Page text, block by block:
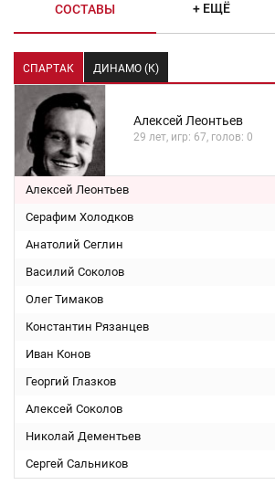
СОСТАВЫ + ЕЩЁ
СПАРТАК ДИНАМО (К)
Алексей Леонтьев
29 лет, игр: 67, голов: 0
Алексей Леонтьев
Серафим Холодков
Анатолий Сеглин
Василий Соколов
Олег Тимаков
Константин Рязанцев
Иван Конов
Георгий Глазков
Алексей Соколов
Николай Дементьев
Сергей Сальников